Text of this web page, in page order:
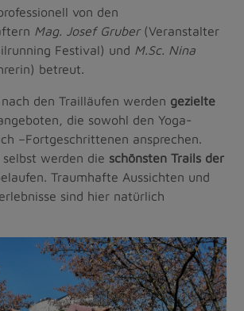
von den
Mag. Josef Gruber(Veranstalter
Festival) und M.Sc. Nina
betreut.
den Trailläufen werden gezielte
die sowohl den Yoga-
–Fortgeschrittenen ansprechen.
werden die schönsten Trails der
Traumhafte Aussichten und
sind hier natürlich